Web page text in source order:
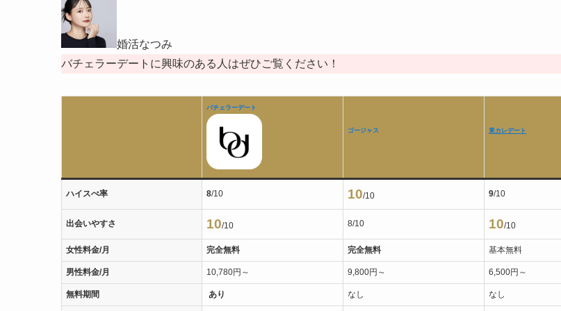
婚活なつみ
バチェラーデートに興味のある人はぜひご覧ください！
バチェラーデート
ゴージャス 東カレデート
ハイスぺ率 8/10 10/10 9/10
出会いやすさ 10/10 8/10 10/10
女性料金/月 完全無料 完全無料 基本無料
男性料金/月 10,780円～ 9,800円～ 6,500円～
無料期間 あり なし なし